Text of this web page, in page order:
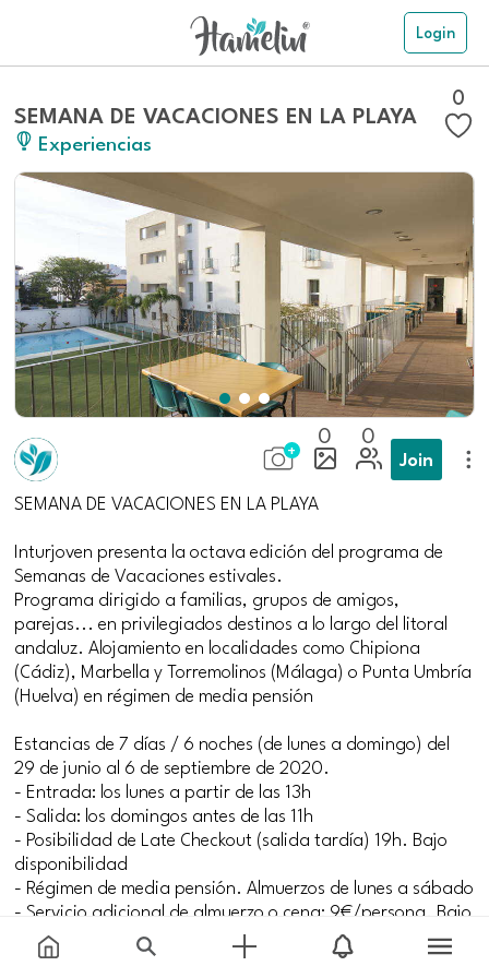
Login
SEMANA DE VACACIONES EN LA PLAYA
Experiencias
0
0 0
Join
SEMANA DE VACACIONES EN LA PLAYA
Inturjoven presenta la octava edición del programa de
Semanas de Vacaciones estivales.
Programa dirigido a familias, grupos de amigos,
parejas... en privilegiados destinos a lo largo del litoral
andaluz. Alojamiento en localidades como Chipiona
(Cádiz), Marbella y Torremolinos (Málaga) o Punta Umbría
(Huelva) en régimen de media pensión
Estancias de 7 días / 6 noches (de lunes a domingo) del
29 de junio al 6 de septiembre de 2020.
- Entrada: los lunes a partir de las 13h
- Salida: los domingos antes de las 11h
- Posibilidad de Late Checkout (salida tardía) 19h. Bajo
disponibilidad
- Régimen de media pensión. Almuerzos de lunes a sábado
- Servicio adicional de almuerzo o cena: 9€/persona. Bajo
disponibilidad
- Incluye toallas